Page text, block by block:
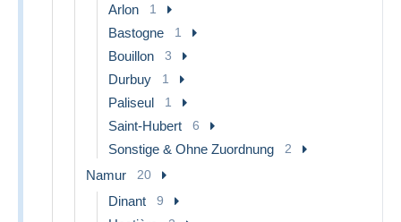
Arlon 1
Bastogne 1
Bouillon 3
Durbuy 1
Paliseul 1
Saint-Hubert 6
Sonstige & Ohne Zuordnung 2
Namur 20
Dinant 9